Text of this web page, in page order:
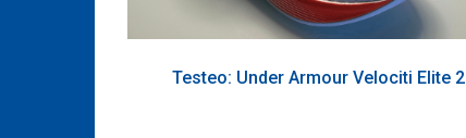
Testeo: Under Armour Velociti Elite 2